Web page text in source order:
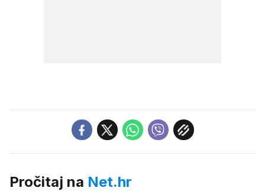
Pročitaj na Net.hr